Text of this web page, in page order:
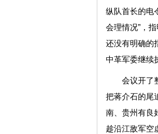
纵队首长的电
会理情况”，
还没有明确的
中革军委继续
会议开了
把蒋介石的尾
南、贵州有良
趁沿江敌军空